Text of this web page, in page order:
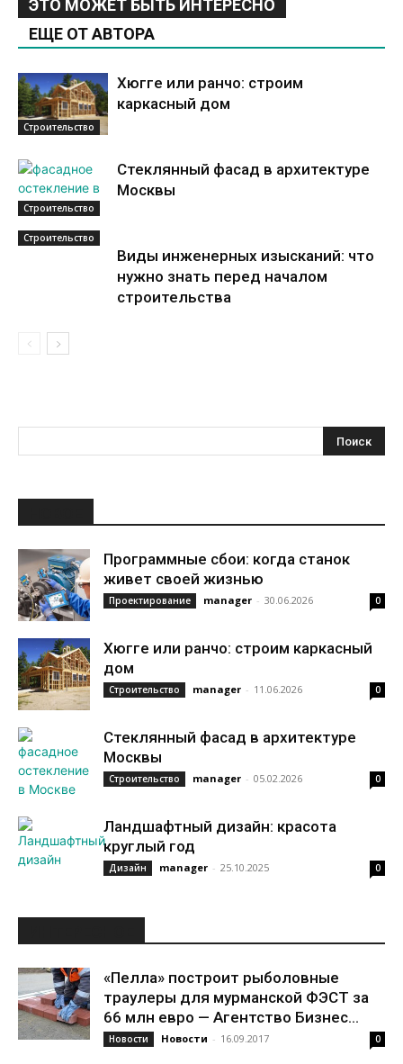
ЭТО МОЖЕТ БЫТЬ ИНТЕРЕСНО
ЕЩЕ ОТ АВТОРА
Строительство
Хюгге или ранчо: строим
каркасный дом
Строительство
Стеклянный фасад в архитектуре
Москвы
Строительство
Виды инженерных изысканий: что
нужно знать перед началом
строительства
Программные сбои: когда станок
живет своей жизнью
Проектирование manager - 30.06.2026 0
Хюгге или ранчо: строим каркасный
дом
Строительство manager - 11.06.2026 0
Стеклянный фасад в архитектуре
Москвы
Строительство manager - 05.02.2026 0
Ландшафтный дизайн: красота
круглый год
Дизайн manager - 25.10.2025 0
«Пелла» построит рыболовные
траулеры для мурманской ФЭСТ за
66 млн евро — Агентство Бизнес...
Новости Новости - 16.09.2017 0